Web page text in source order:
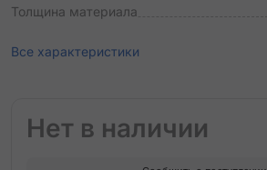
Толщина материала
Все характеристики
Нет в наличии